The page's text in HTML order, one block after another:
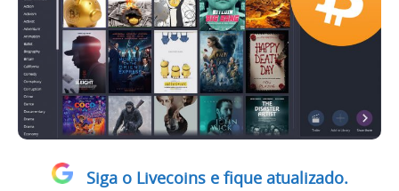
Siga o Livecoins e fique atualizado.